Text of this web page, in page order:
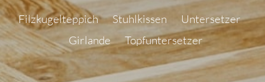
Filzkugelteppich Stuhlkissen
Untersetzer
Girlande
Topfuntersetzer